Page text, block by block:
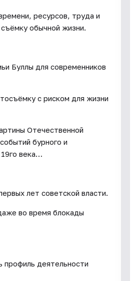
ресурсов, труда и
обычной жизни.
Буллы для современников
с риском для жизни
Отечественной
бурного и
века…
лет советской власти.
во время блокады
профиль деятельности